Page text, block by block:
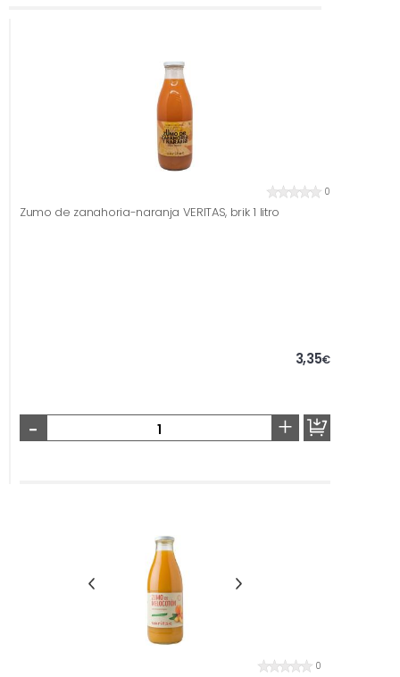
0
Zumo de zanahoria-naranja VERITAS, brik 1 litro
3,35€
- +
0